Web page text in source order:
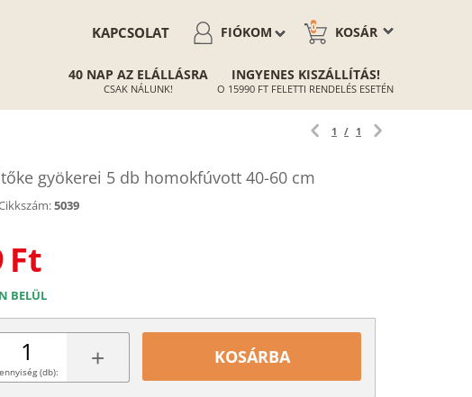
KOSÁR
0
FIÓKOM
KAPCSOLAT
40 NAP AZ ELÁLLÁSRA
CSAK NÁLUNK!
INGYENES KISZÁLLÍTÁS!
O 15990 FT FELETTI RENDELÉS ESETÉN
1 / 1
gyökerei 5 db homokfúvott 40-60 cm
5039
Ft
BELÜL
+
(db):
KOSÁRBA